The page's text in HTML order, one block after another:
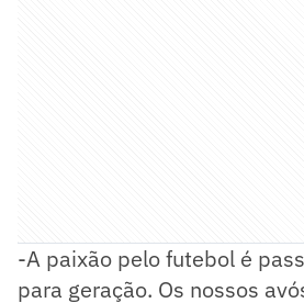
-A paixão pelo futebol é
para geração. Os nossos